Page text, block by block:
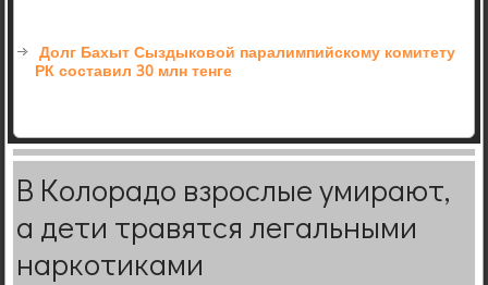
Долг Бахыт Сыздыковой паралимпийскому комитету
РК составил 30 млн тенге
В Колорадо взрослые умирают,
а дети травятся легальными
наркотиками